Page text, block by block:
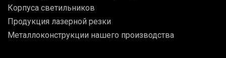
Корпуса светильников
Продукция лазерной резки
Металлоконструкции нашего производства